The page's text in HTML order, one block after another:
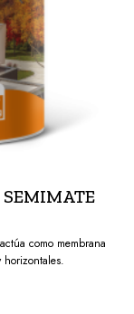
SEMIMATE
como membrana
horizontales.